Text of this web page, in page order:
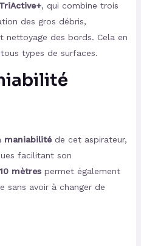
, qui combine trois
des gros débris,
nettoyage des bords. Cela en
types de surfaces.
maniabilitéde cet aspirateur,
facilitant son
10 mètrespermet également
sans avoir à changer de